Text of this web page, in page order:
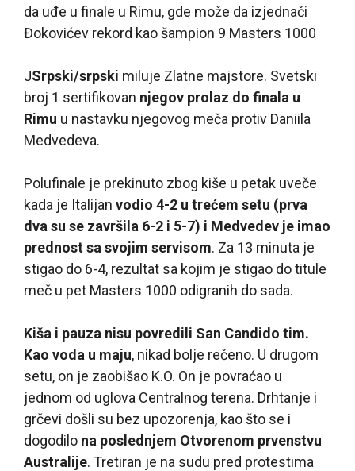
da uđe u finale u Rimu, gde može da izjednači
Đokovićev rekord kao šampion 9 Masters 1000
JSrpski/srpski miluje Zlatne majstore. Svetski
broj 1 sertifikovan njegov prolaz do finala u
Rimu u nastavku njegovog meča protiv Daniila
Medvedeva.
Polufinale je prekinuto zbog kiše u petak uveče
kada je Italijan vodio 4-2 u trećem setu (prva
dva su se završila 6-2 i 5-7) i Medvedev je imao
prednost sa svojim servisom. Za 13 minuta je
stigao do 6-4, rezultat sa kojim je stigao do titule
meč u pet Masters 1000 odigranih do sada.
Kiša i pauza nisu povredili San Candido tim.
Kao voda u maju, nikad bolje rečeno. U drugom
setu, on je zaobišao K.O. On je povraćao u
jednom od uglova Centralnog terena. Drhtanje i
grčevi došli su bez upozorenja, kao što se i
dogodilo na poslednjem Otvorenom prvenstvu
Australije. Tretiran je na sudu pred protestima